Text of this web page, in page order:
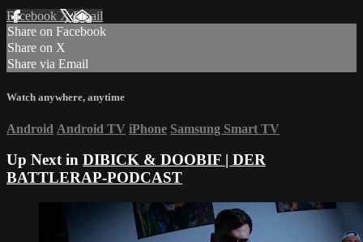
Facebook XEmail
Share on Facebook
Share on X
Share via Email
Watch anywhere, anytime
Android Android TV iPhone Samsung Smart TV
Up Next in DIBICK & DOOBIF | DER
BATTLERAP-PODCAST